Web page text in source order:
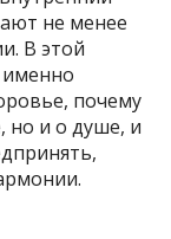
не менее
В этой
именно
почему
но и о душе, и